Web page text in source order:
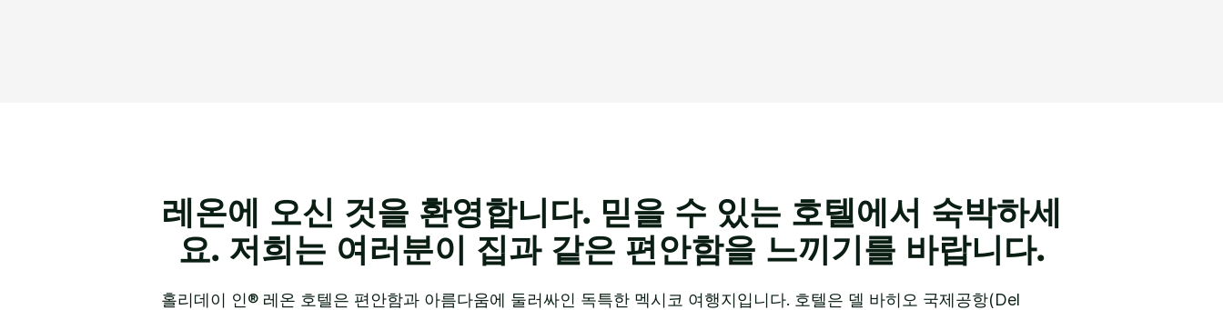
레온에 오신 것을 환영합니다. 믿을 수 있는 호텔에서 숙박하세
요. 저희는 여러분이 집과 같은 편안함을 느끼기를 바랍니다.
홀리데이 인® 레온 호텔은 편안함과 아름다움에 둘러싸인 독특한 멕시코 여행지입니다. 호텔은 델 바히오 국제공항(Del